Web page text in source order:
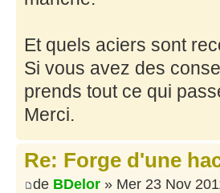
Et quels aciers sont
Si vous avez des
prends tout ce qui
Merci.
Re: Forge d'une
de BDelor » Mer 23 Nov